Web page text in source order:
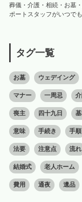
葬儀・介護・相続・お墓
ポートスタッフがいつで
タグ一覧
お墓 ウェデイング
マナー 一周忌
喪主 四十九日
意味 手続き 手順
法要 注意点 流れ
結婚式 老人ホーム
費用 通夜 遺品